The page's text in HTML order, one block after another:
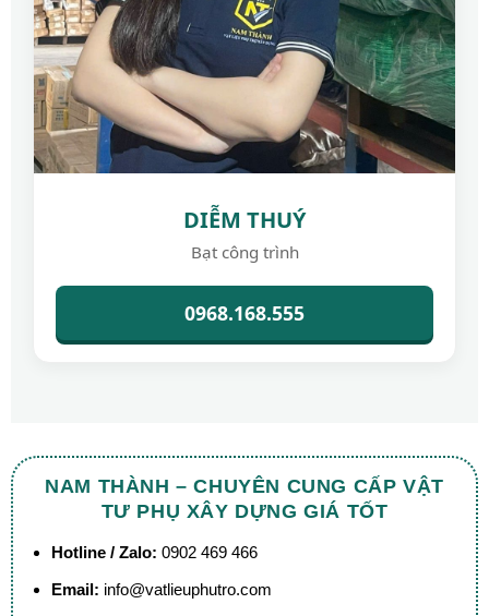
DIỄM THUÝ
Bạt công trình
0968.168.555
NAM THÀNH – CHUYÊN CUNG CẤP VẬT
TƯ PHỤ XÂY DỰNG GIÁ TỐT
Hotline / Zalo: 0902 469 466
Email: info@vatlieuphutro.com